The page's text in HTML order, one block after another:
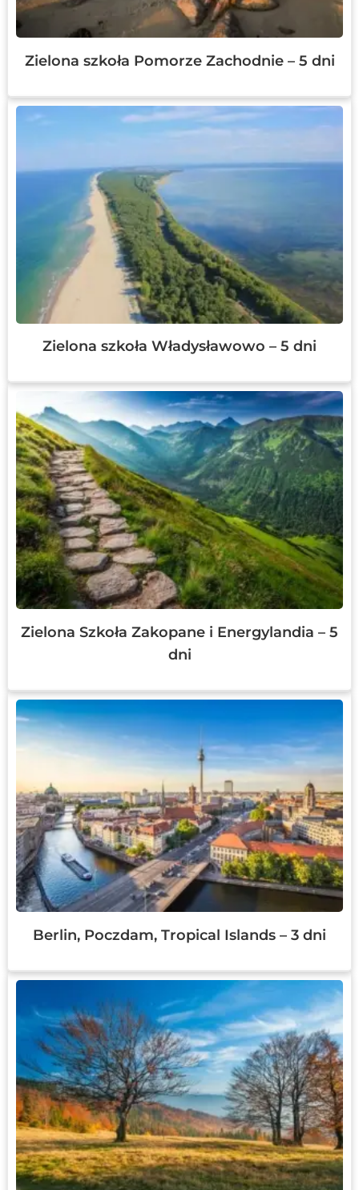
Zielona szkoła Pomorze Zachodnie – 5 dni
Zielona szkoła Władysławowo – 5 dni
Zielona Szkoła Zakopane i Energylandia – 5
dni
Berlin, Poczdam, Tropical Islands – 3 dni